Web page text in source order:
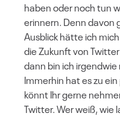
haben oder noch tun
erinnern. Denn davon
Ausblick hätte ich
die Zukunft von
dann bin ich
Immerhin hat es zu
könnt Ihr gerne
Twitter. Wer weiß, wie